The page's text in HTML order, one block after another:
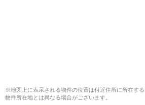
※地図上に表示される物件の位置は付近住所に所在す
物件所在地とは異なる場合がございます。